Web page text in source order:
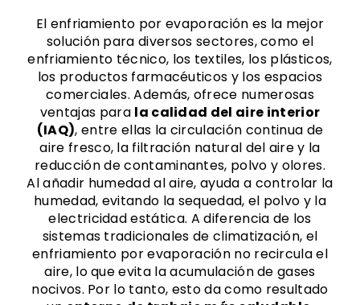
El enfriamiento por evaporación es la mejor
solución para diversos sectores, como el
enfriamiento técnico, los textiles, los plásticos,
los productos farmacéuticos y los espacios
comerciales. Además, ofrece numerosas
ventajas para la calidad del aire interior
(IAQ), entre ellas la circulación continua de
aire fresco, la filtración natural del aire y la
reducción de contaminantes, polvo y olores.
Al añadir humedad al aire, ayuda a controlar la
humedad, evitando la sequedad, el polvo y la
electricidad estática. A diferencia de los
sistemas tradicionales de climatización, el
enfriamiento por evaporación no recircula el
aire, lo que evita la acumulación de gases
nocivos. Por lo tanto, esto da como resultado